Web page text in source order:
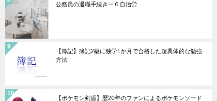
公務員の退職手続きー６自治労
【簿記】簿記2級に独学1か月で合格した超具体的な勉強
方法
【ポケモン剣盾】歴20年のファンによるポケモンソード